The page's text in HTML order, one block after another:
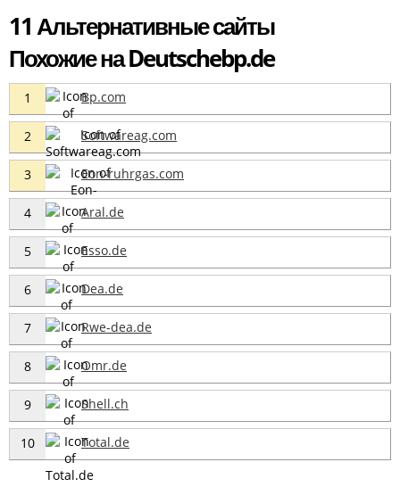
11 Альтернативные сайты
Похожие на Deutschebp.de
1 Bp.com
2 Softwareag.com
3 Eon-ruhrgas.com
4 Aral.de
5 Esso.de
6 Dea.de
7 Rwe-dea.de
8 Omr.de
9 Shell.ch
10 Total.de